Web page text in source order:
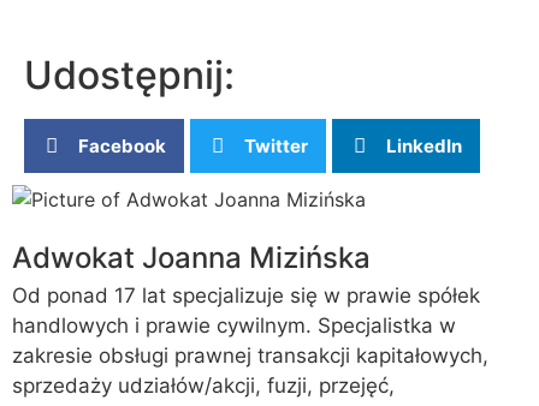
Udostępnij:
Facebook Twitter LinkedIn
Adwokat Joanna Mizińska
Od ponad 17 lat specjalizuje się w prawie spółek
handlowych i prawie cywilnym. Specjalistka w
zakresie obsługi prawnej transakcji kapitałowych,
sprzedaży udziałów/akcji, fuzji, przejęć,